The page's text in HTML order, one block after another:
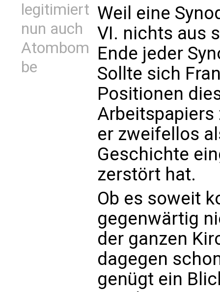
legitimiert
nun auch
Atombom
be
Weil eine
VI. nichts aus
Ende jeder
Sollte sich
Positionen
Arbeitspapiers
er zweifellos
Geschichte
zerstört hat.
Ob es soweit
gegenwärtig
der ganzen
dagegen
genügt ein